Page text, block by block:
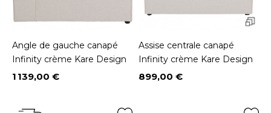
Angle de gauche canapé
Infinity crème Kare Design
Prix
1 139,00 €
Assise centrale canapé
Infinity crème Kare Design
Prix
899,00 €